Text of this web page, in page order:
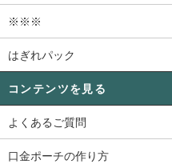
※※※
はぎれパック
コンテンツを見る
よくあるご質問
口金ポーチの作り方